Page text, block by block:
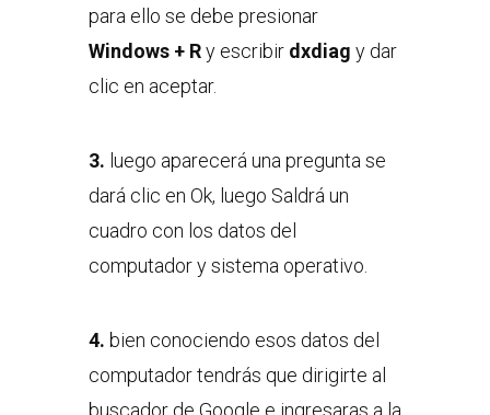
para ello se debe presionar
Windows + Ry escribir dxdiag y dar
clic en aceptar.
3. luego aparecerá una pregunta se
dará clic en Ok, luego Saldrá un
cuadro con los datos del
computador y sistema operativo.
4. bien conociendo esos datos del
computador tendrás que dirigirte al
buscador de Google e ingresaras a la